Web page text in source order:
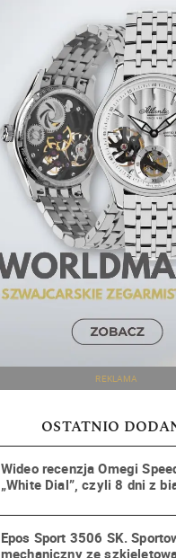
REKLAMA
OSTATNIO
Wideo recenzja Omegi
„White Dial”, czyli 8 dni z
Epos Sport 3506 SK.
mechaniczny ze